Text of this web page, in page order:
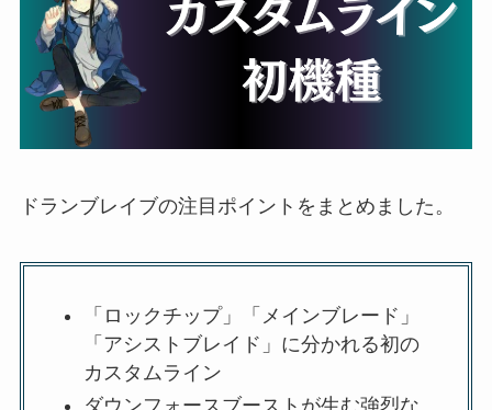
ドランブレイブの注目ポイントをまとめました。
「ロックチップ」「メインブレード」
「アシストブレイド」に分かれる初の
カスタムライン